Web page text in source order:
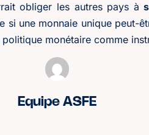
obliger les autres pays à
si une monnaie unique peut-
monétaire comme
Equipe ASFE